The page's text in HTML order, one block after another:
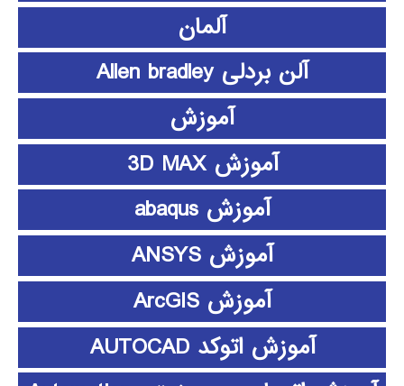
آلمان
آلن بردلی Allen bradley
آموزش
آموزش 3D MAX
آموزش abaqus
آموزش ANSYS
آموزش ArcGIS
آموزش اتوکد AUTOCAD